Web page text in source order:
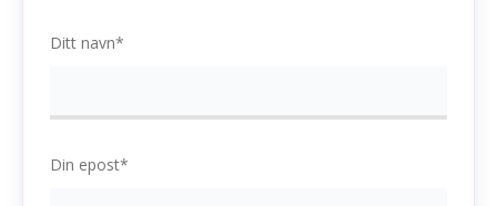
Ditt navn*
Din epost*